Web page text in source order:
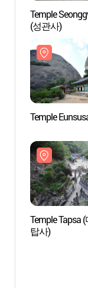
Temple
(성관사)
Temple
Temple Tapsa
탑사)